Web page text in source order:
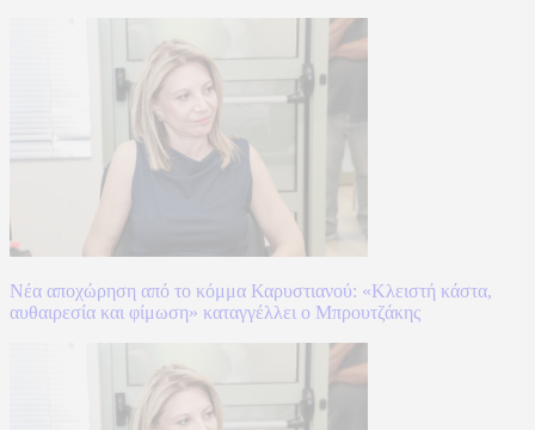
Νέα αποχώρηση από το κόμμα Καρυστιανού: «Κλειστή κάστα,
αυθαιρεσία και φίμωση» καταγγέλλει ο Μπρουτζάκης